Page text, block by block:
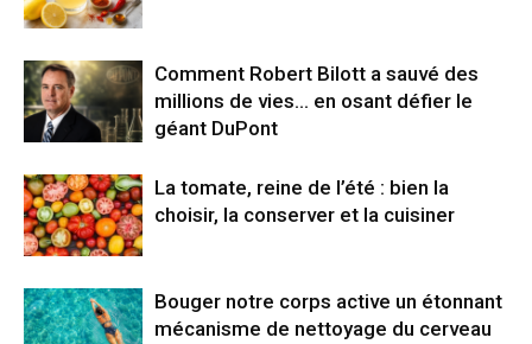
Comment Robert Bilott a sauvé des
millions de vies… en osant défier le
géant DuPont
La tomate, reine de l’été : bien la
choisir, la conserver et la cuisiner
Bouger notre corps active un étonnant
mécanisme de nettoyage du cerveau